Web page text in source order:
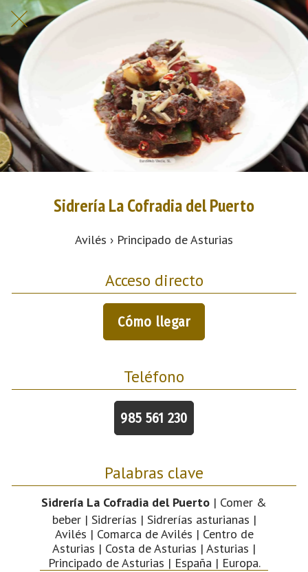
Sidrería La Cofradia del Puerto
Avilés › Principado de Asturias
Acceso directo
Cómo llegar
Teléfono
985 561 230
Palabras clave
Sidrería La Cofradia del Puerto | Comer &
beber | Sidrerías | Sidrerías asturianas |
Avilés | Comarca de Avilés | Centro de
Asturias | Costa de Asturias | Asturias |
Principado de Asturias | España | Europa.